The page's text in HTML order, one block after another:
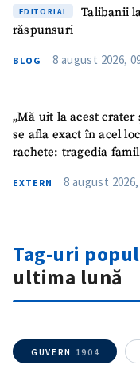
EDITORIAL
Talibanii
răspunsuri
BLOG 8 august 2026,
„Mă uit la acest
se afla exact în acel
rachete: tragedia
EXTERN 8 august
Tag-uri
ultima lună
GUVERN 1904